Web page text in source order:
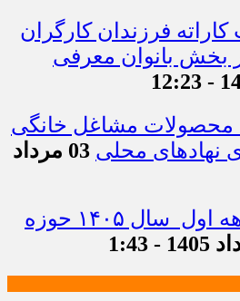
فرزندان کارگران
بخش بانوان معرفی
محصولات مشاغل خانگی
نهادهای محلی
03 مرداد
آگهی نوبتی سه ماهه اول سال ۱۴۰۵ حوزه